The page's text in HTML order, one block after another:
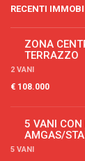
RECENTI
ZONA
TERRAZZO
2 VANI
€ 108.000
5 VANI
AMGAS/
5 VANI